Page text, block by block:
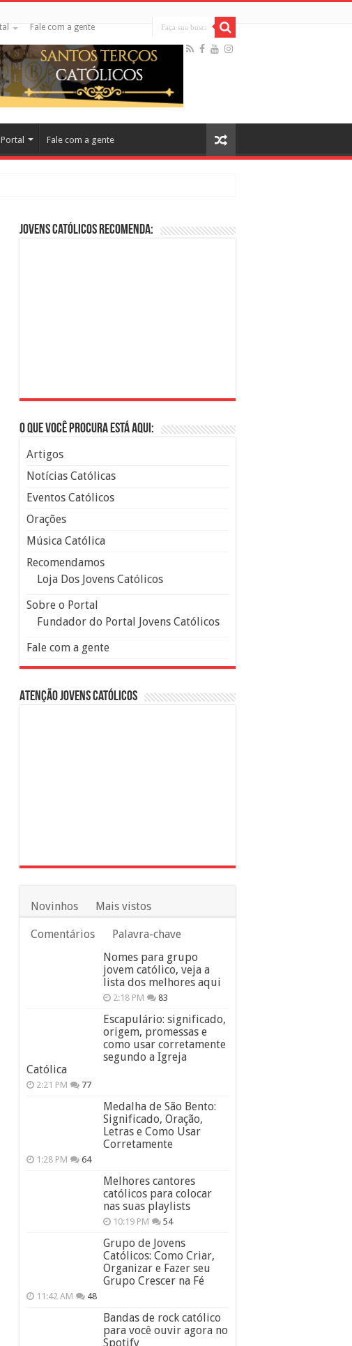
Fale com a gente
Fale com a gente
Católicos no Cinema
Jovens Católicos Recomenda:
O que você procura está aqui:
Artigos
Notícias Católicas
Eventos Católicos
Orações
Música Católica
Recomendamos
Loja Dos Jovens Católicos
Sobre o Portal
Fundador do Portal Jovens Católicos
Fale com a gente
Atenção Jovens Católicos
Novinhos Mais vistos
Comentários
Palavra-chave
Nomes para grupo
jovem católico, veja a
lista dos melhores aqui
2:18 PM 83
Escapulário: significado,
origem, promessas e
como usar corretamente
segundo a Igreja
Católica
2:21 PM 77
Medalha de São Bento:
Significado, Oração,
Letras e Como Usar
Corretamente
1:28 PM 64
Melhores cantores
católicos para colocar
nas suas playlists
10:19 PM 54
Grupo de Jovens
Católicos: Como Criar,
Organizar e Fazer seu
Grupo Crescer na Fé
11:42 AM 48
Bandas de rock católico
para você ouvir agora no
Spotify